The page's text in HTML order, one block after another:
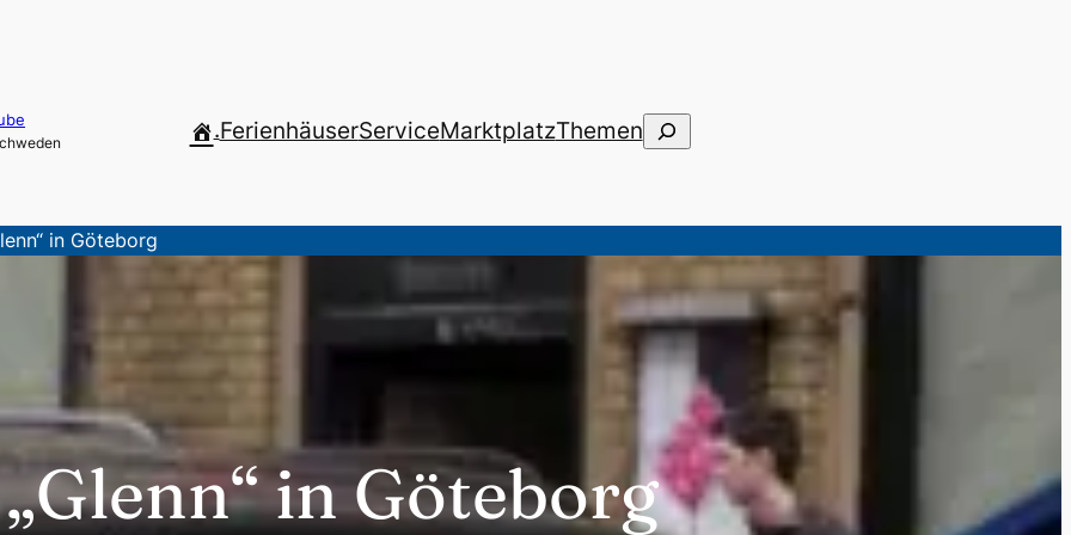
.FerienhäuserServiceMarktplatzThemenSuchen
in Göteborg
in Göteborg